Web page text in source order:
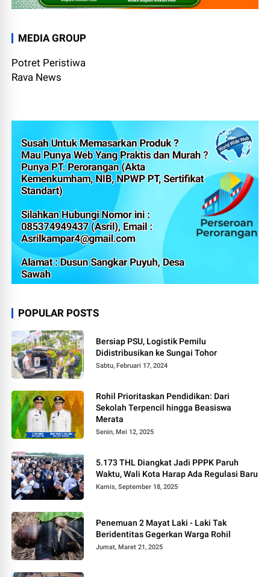
MEDIA GROUP
Potret Peristiwa
Rava News
POPULAR POSTS
Bersiap PSU, Logistik Pemilu
Didistribusikan ke Sungai Tohor
Sabtu, Februari 17, 2024
Rohil Prioritaskan Pendidikan: Dari
Sekolah Terpencil hingga Beasiswa
Merata
Senin, Mei 12, 2025
5.173 THL Diangkat Jadi PPPK Paruh
Waktu, Wali Kota Harap Ada Regulasi Baru
Kamis, September 18, 2025
Penemuan 2 Mayat Laki - Laki Tak
Beridentitas Gegerkan Warga Rohil
Jumat, Maret 21, 2025